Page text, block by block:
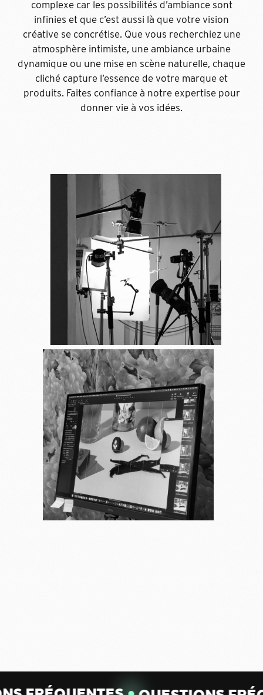
complexe car les possibilités d’ambiance sont
infinies et que c’est aussi là que votre vision
créative se concrétise. Que vous recherchiez une
atmosphère intimiste, une ambiance urbaine
dynamique ou une mise en scène naturelle, chaque
cliché capture l’essence de votre marque et
produits. Faites confiance à notre expertise pour
donner vie à vos idées.